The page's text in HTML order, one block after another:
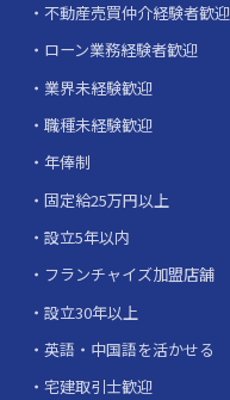
不動産売買仲介経験者歓迎
ローン業務経験者歓迎
業界未経験歓迎
職種未経験歓迎
年俸制
固定給25万円以上
設立5年以内
フランチャイズ加盟店舗
設立30年以上
英語・中国語を活かせる
宅建取引士歓迎